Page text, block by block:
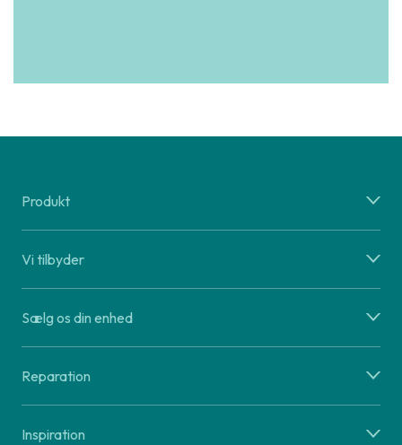
Produkt
Vi tilbyder
Sælg os din enhed
Reparation
Inspiration